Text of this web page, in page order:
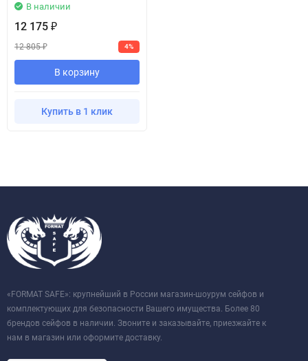
В наличии
12 175 ₽
12 805₽ 4%
В корзину
Купить в 1 клик
«FORMAT SAFE»: крупнейший в России магазин-шоурум сейфов и
комплектующих для безопасности Вашего имущества. Более 80
брендов сейфов в наличии. Звоните и заказывайте, приезжайте к
нам в магазин или оформите доставку.